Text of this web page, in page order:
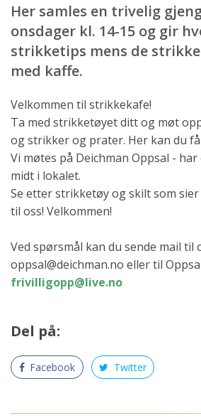
Her samles en trivelig
onsdager kl. 14-15 og gir
strikketips mens de
med kaffe.
Velkommen til strikkekafe!
Ta med strikketøyet ditt og møt
og strikker og prater. Her kan du
Vi møtes på Deichman Oppsal -
midt i lokalet.
Se etter strikketøy og skilt som
til oss! Velkommen!
Ved spørsmål kan du sende mail til
oppsal@deichman.no eller til
frivilligopp@live.no
Del på:
Facebook Twitter